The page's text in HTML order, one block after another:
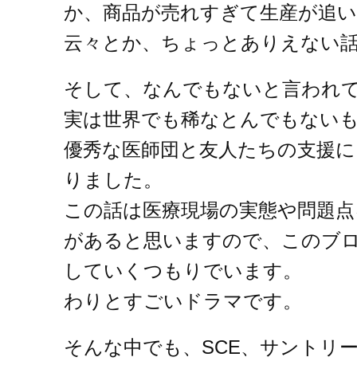
か、商品が売れすぎて生産が追
云々とか、ちょっとありえない
そして、なんでもないと言われ
実は世界でも稀なとんでもない
優秀な医師団と友人たちの支援
りました。
この話は医療現場の実態や問題
があると思いますので、このブ
していくつもりでいます。
わりとすごいドラマです。
そんな中でも、SCE、サントリ